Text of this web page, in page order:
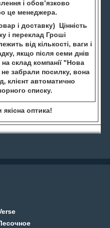
і обов’язково
це менеджера.
і доставку) Цінність
і переклад Гроші
від кількості, ваги і
якщо після семи днів
склад компанії "Нова
забрали посилку, вона
клієнт автоматично
списку.
оптика!